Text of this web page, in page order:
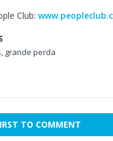
Club:
grande perda
TO COMMENT